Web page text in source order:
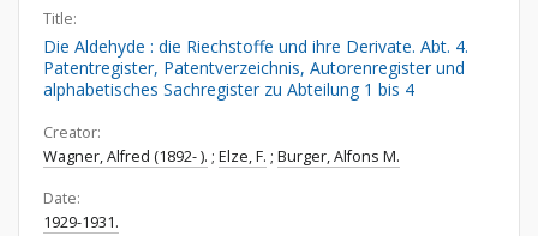
Title:
Die Aldehyde : die Riechstoffe und ihre Derivate. Abt. 4.
Patentregister, Patentverzeichnis, Autorenregister und
alphabetisches Sachregister zu Abteilung 1 bis 4
Creator:
Wagner, Alfred (1892- ). ; Elze, F. ; Burger, Alfons M.
Date:
1929-1931.